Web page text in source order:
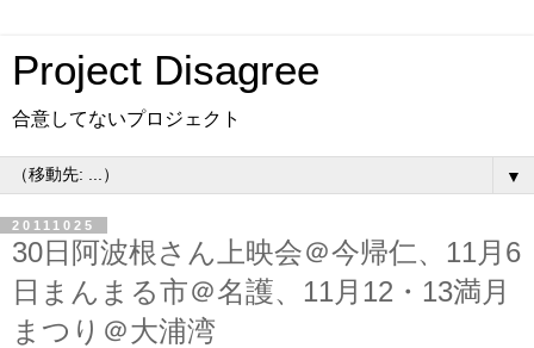
Project Disagree
合意してないプロジェクト
▼
20111025
30日阿波根さん上映会＠今帰仁、11月6
日まんまる市＠名護、11月12・13満月
まつり＠大浦湾